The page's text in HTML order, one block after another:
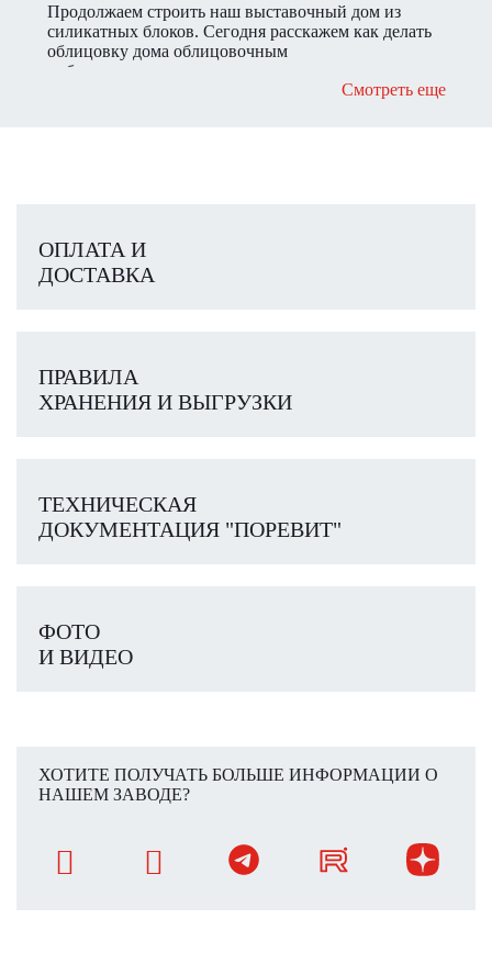
Продолжаем строить наш выставочный дом из
силикатных блоков. Сегодня расскажем как делать
облицовку дома облицовочным
вибпропрессованным кирпичом в зимних условиях.
Смотреть еще
ОПЛАТА И
ДОСТАВКА
ПРАВИЛА
ХРАНЕНИЯ И ВЫГРУЗКИ
ТЕХНИЧЕСКАЯ
ДОКУМЕНТАЦИЯ "ПОРЕВИТ"
ФОТО
И ВИДЕО
ХОТИТЕ ПОЛУЧАТЬ БОЛЬШЕ ИНФОРМАЦИИ О
НАШЕМ ЗАВОДЕ?